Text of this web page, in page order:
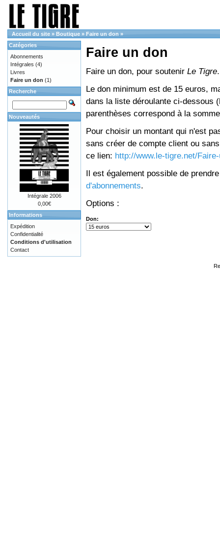
Accueil du site » Boutique » Faire un don »
Faire un don
Faire un don, pour soutenir Le Tigre.
Le don minimum est de 15 euros,
dans la liste déroulante ci-dessous
parenthèses correspond à la
Pour choisir un montant qui n'est
sans créer de compte client ou
ce lien: http://www.le-tigre.net/
Il est également possible de
d'abonnements.
Options :
Don:
Catégories
Abonnements
Intégrales (4)
Livres
Faire un don (1)
Recherche
Nouveautés
Intégrale 2006
0,00€
Informations
Expédition
Confidentialité
Conditions d'utilisation
Contact